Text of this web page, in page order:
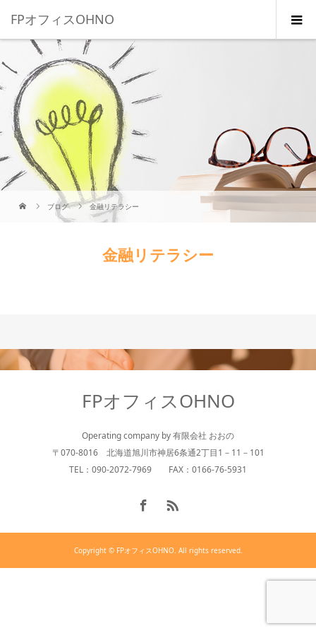
FPオフィスOHNO
ブログ 金融リテラシー
金融リテラシー
FPオフィスOHNO
Operating company by 有限会社 おおの
〒070-8016 北海道旭川市神居6条通2丁目1－11－101
TEL：090-2072-7969 FAX：0166-76-5931
Copyright © FPオフィスOHNO. All rights reserved.